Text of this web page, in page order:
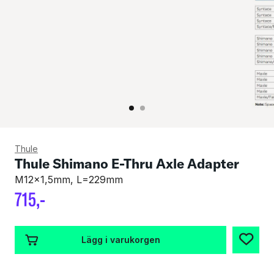
Thule
Thule Shimano E-Thru Axle Adapter
M12x1,5mm, L=229mm
715,-
Lägg i varukorgen